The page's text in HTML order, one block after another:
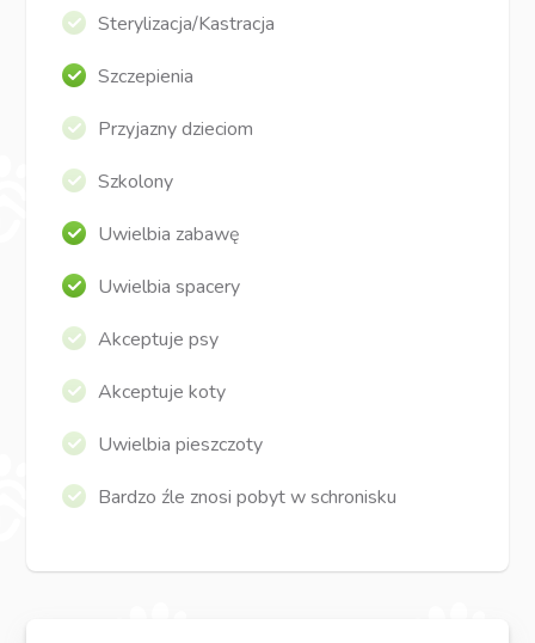
Sterylizacja/Kastracja
Szczepienia
Przyjazny dzieciom
Szkolony
Uwielbia zabawę
Uwielbia spacery
Akceptuje psy
Akceptuje koty
Uwielbia pieszczoty
Bardzo źle znosi pobyt w schronisku